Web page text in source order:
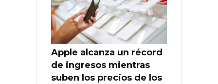
Apple alcanza un récord
de ingresos mientras
suben los precios de los